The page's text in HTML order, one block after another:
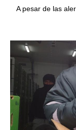
A pesar de las